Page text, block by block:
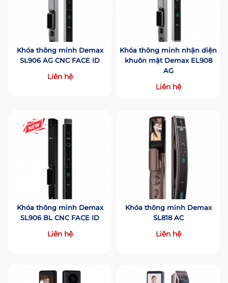
Khóa thông minh Demax
SL906 AG CNC FACE ID
Liên hệ
Khóa thông minh nhận diện
khuôn mặt Demax EL908
AG
Liên hệ
Khóa thông minh Demax
SL906 BL CNC FACE ID
Liên hệ
Khóa thông minh Demax
SL818 AC
Liên hệ